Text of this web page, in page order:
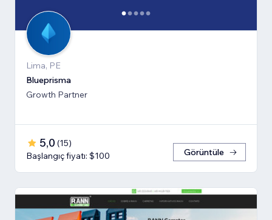
Lima, PE
Blueprisma
Growth Partner
5,0 (15)
Başlangıç fiyatı: $100
Görüntüle